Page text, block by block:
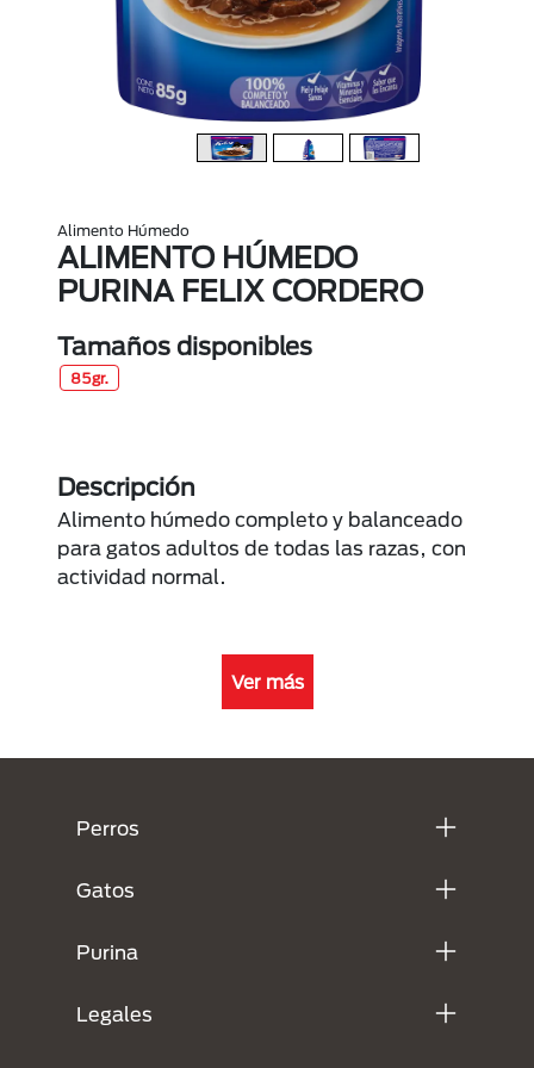
Alimento Húmedo
ALIMENTO HÚMEDO
PURINA FELIX CORDERO
Tamaños disponibles
85gr.
Descripción
Alimento húmedo completo y balanceado
para gatos adultos de todas las razas, con
actividad normal.
Ver más
Perros
Gatos
Purina
Legales